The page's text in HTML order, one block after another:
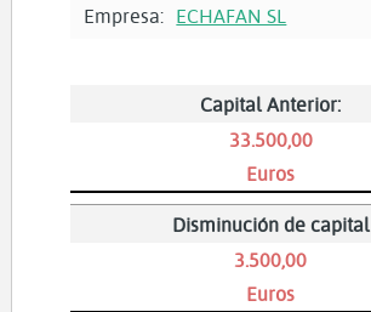
Empresa: ECHAFAN SL
Capital Anterior:
33.500,00
Euros
Disminución de capital
3.500,00
Euros